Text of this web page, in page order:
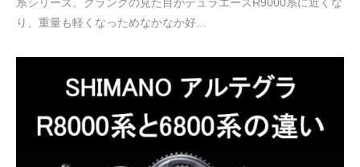
り、重量も軽くなっためなかなか好…